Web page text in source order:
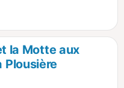
en été. Praticable en
pour franchir
la Motte aux
Plousière